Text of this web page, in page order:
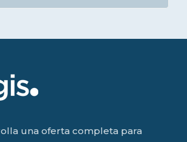
una oferta completa para